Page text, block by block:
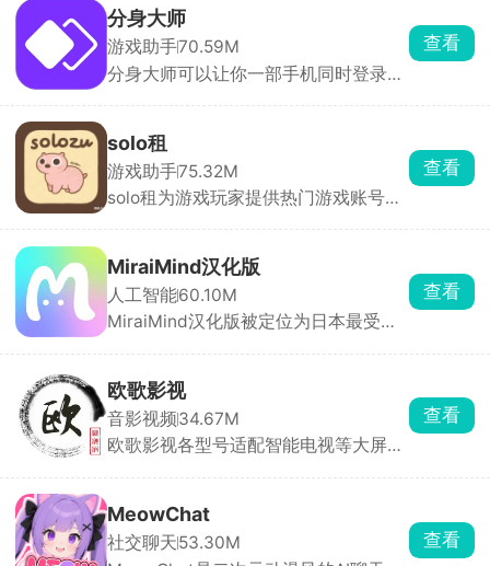
周边产品，全平台有保障，商品类别分
类详细，能够购买到心仪的物品，多件
商品一起购买还有优惠哟，更有独特的
签名礼物免费送，一键下单，48小时内
分身大师
游戏助手70.59M
分身大师可以让你一部手机同时登录多
时在线。分身运行稳定，消息接收及
时，官方强调比市面上其他双开软件更
安全。
查看
solo租
游戏助手75.32M
solo租为游戏玩家提供热门游戏账号的
高端账号的需求。支持按小时、按天等
多种租赁模式，用户可根据需求选择短
时租赁或长期租赁，降低体验成本。每
笔订单都有平台担保，租前账号状态透
查看
MiraiMind汉化版
人工智能60.10M
MiraiMind汉化版被定位为日本最受欢
多种不同性格的AI角色可供自由选择，
无论高冷、热情还是温柔，每一位都拥
有独立的背景故事与独特人格。玩家还
可亲手创造专属虚拟角色，自由设定外
查看
欧歌影视
音影视频34.67M
欧歌影视各型号适配智能电视等大屏设
迅速。支持高清播放与精准搜索，智能
推荐功能可依据观看历史推送个性化内
容。全程无广告干扰，永久免费使用，
查看
MeowChat
社交聊天53.30M
查看